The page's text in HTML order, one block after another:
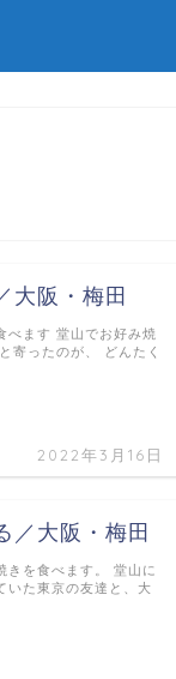
大阪・梅田
2022年3月16日
べます 堂山でお好み焼
寄ったのが、 どんたく
／大阪・梅田
きを食べます。 堂山に
いた東京の友達と、大